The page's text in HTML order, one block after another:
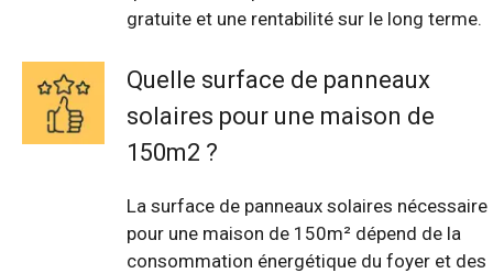
gratuite et une rentabilité sur le long terme.
Quelle surface de panneaux
solaires pour une maison de
150m2 ?
La surface de panneaux solaires nécessaire
pour une maison de 150m² dépend de la
consommation énergétique du foyer et des